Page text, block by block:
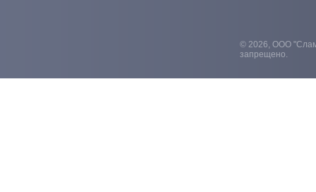
© 2026, ООО
запрещено.